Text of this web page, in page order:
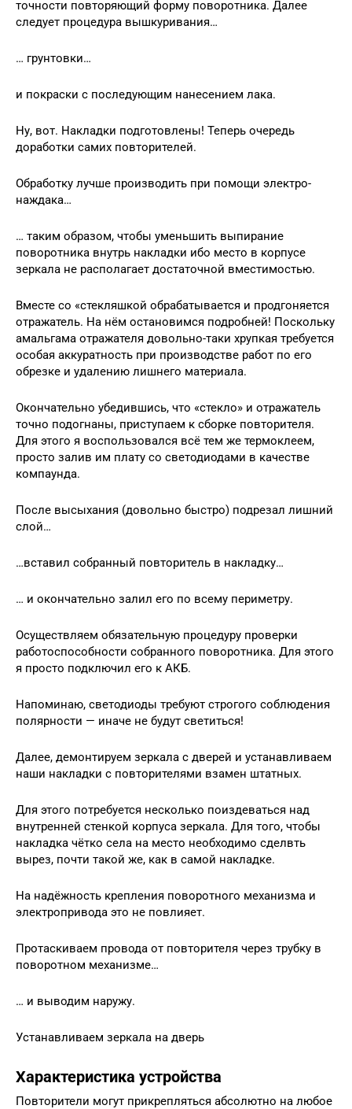
точности повторяющий форму поворотника. Далее
следует процедура вышкуривания…
… грунтовки…
и покраски с последующим нанесением лака.
Ну, вот. Накладки подготовлены! Теперь очередь
доработки самих повторителей.
Обработку лучше производить при помощи электро-
наждака…
… таким образом, чтобы уменьшить выпирание
поворотника внутрь накладки ибо место в корпусе
зеркала не располагает достаточной вместимостью.
Вместе со «стекляшкой обрабатывается и продгоняется
отражатель. На нём остановимся подробней! Поскольку
амальгама отражателя довольно-таки хрупкая требуется
особая аккуратность при производстве работ по его
обрезке и удалению лишнего материала.
Окончательно убедившись, что «стекло» и отражатель
точно подогнаны, приступаем к сборке повторителя.
Для этого я воспользовался всё тем же термоклеем,
просто залив им плату со светодиодами в качестве
компаунда.
После высыхания (довольно быстро) подрезал лишний
слой…
…вставил собранный повторитель в накладку…
… и окончательно залил его по всему периметру.
Осуществляем обязательную процедуру проверки
работоспособности собранного поворотника. Для этого
я просто подключил его к АКБ.
Напоминаю, светодиоды требуют строгого соблюдения
полярности — иначе не будут светиться!
Далее, демонтируем зеркала с дверей и устанавливаем
наши накладки с повторителями взамен штатных.
Для этого потребуется несколько поиздеваться над
внутренней стенкой корпуса зеркала. Для того, чтобы
накладка чётко села на место необходимо сделвть
вырез, почти такой же, как в самой накладке.
На надёжность крепления поворотного механизма и
электропривода это не повлияет.
Протаскиваем провода от повторителя через трубку в
поворотном механизме…
… и выводим наружу.
Устанавливаем зеркала на дверь
Характеристика устройства
Повторители могут прикрепляться абсолютно на любое